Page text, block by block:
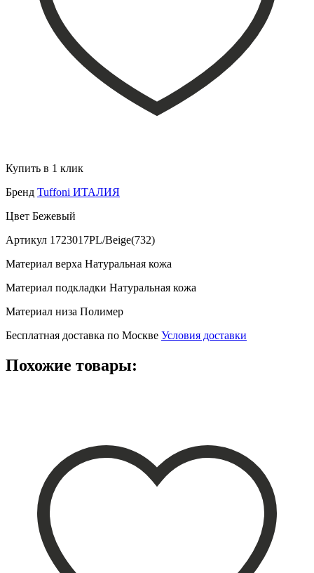
Купить в 1 клик
Бренд Tuffoni ИТАЛИЯ
Цвет Бежевый
Артикул 1723017PL/Beige(732)
Материал верха Натуральная кожа
Материал подкладки Натуральная кожа
Материал низа Полимер
Бесплатная доставка по Москве Условия доставки
Похожие товары: